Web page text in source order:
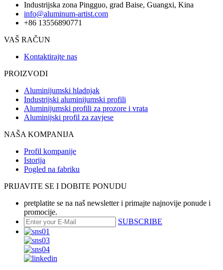
Industrijska zona Pingguo, grad Baise, Guangxi, Kina
info@aluminum-artist.com
+86 13556890771
VAŠ RAČUN
Kontaktirajte nas
PROIZVODI
Aluminijumski hladnjak
Industrijski aluminijumski profili
Aluminijumski profili za prozore i vrata
Aluminijski profil za zavjese
NAŠA KOMPANIJA
Profil kompanije
Istorija
Pogled na fabriku
PRIJAVITE SE I DOBITE PONUDU
pretplatite se na naš newsletter i primajte najnovije ponude i
promocije.
SUBSCRIBE